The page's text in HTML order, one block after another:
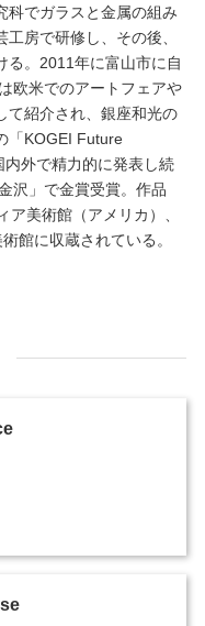
科でガラスと金属の組み
房で研修し、その後、
る。2011年に富山市に自
欧米でのアートフェアや
て紹介され、銀座和光の
「KOGEI Future
外で精力的に発表し続
沢」で金賞受賞。作品
美術館（アメリカ）、
館に収蔵されている。